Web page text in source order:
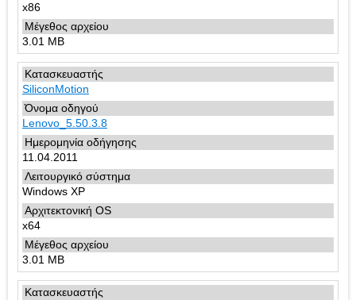
x86
3.01 MB
SiliconMotion
Lenovo_5.50.3.8
11.04.2011
Windows XP
x64
3.01 MB